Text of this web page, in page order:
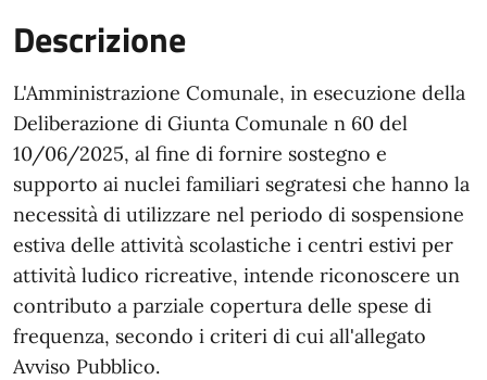
Descrizione
L'Amministrazione Comunale, in esecuzione della
Deliberazione di Giunta Comunale n 60 del
10/06/2025, al fine di fornire sostegno e
supporto ai nuclei familiari segratesi che hanno la
necessità di utilizzare nel periodo di sospensione
estiva delle attività scolastiche i centri estivi per
attività ludico ricreative, intende riconoscere un
contributo a parziale copertura delle spese di
frequenza, secondo i criteri di cui all'allegato
Avviso Pubblico.